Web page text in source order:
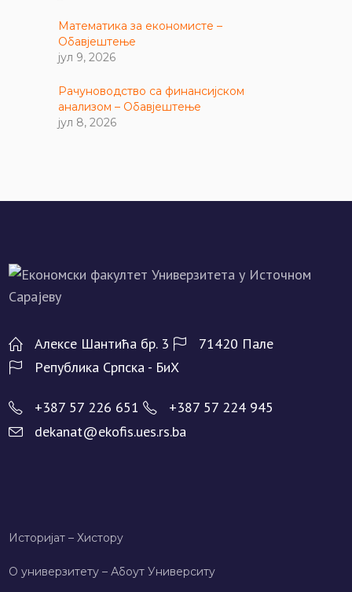
Математика за економисте –
Обавјештење
јул 9, 2026
Рачуноводство са финансијском
анализом – Обавјештење
јул 8, 2026
Алeксe Шантића бр. 3
71420 Палe
Рeпублика Српска - БиХ
+387 57 226 651
+387 57 224 945
dekanat@ekofis.ues.rs.ba
Историјат – Хисторy
О универзитету – Абоут Университy